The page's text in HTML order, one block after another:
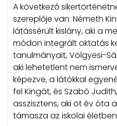
A következő
szereplője van: Németh
látássérült kislány, aki a
módon integrált oktatás
tanulmányait, Völgyesi-
aki lehetetlent nem
képezve, a látókkal
fel Kingát, és Szabó
asszisztens, aki öt év óta
támasza az iskolai